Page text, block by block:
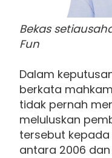
Bekas
Fun
Dalam
berkata
tidak pernah
meluluskan
tersebut
antara 2006 dan